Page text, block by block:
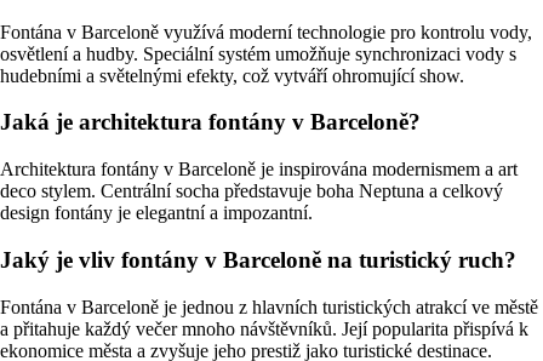
Fontána v Barceloně využívá moderní technologie pro kontrolu vody,
osvětlení a hudby. Speciální systém umožňuje synchronizaci vody s
hudebními a světelnými efekty, což vytváří ohromující show.
Jaká je architektura fontány v Barceloně?
Architektura fontány v Barceloně je inspirována modernismem a art
deco stylem. Centrální socha představuje boha Neptuna a celkový
design fontány je elegantní a impozantní.
Jaký je vliv fontány v Barceloně na turistický ruch?
Fontána v Barceloně je jednou z hlavních turistických atrakcí ve městě
a přitahuje každý večer mnoho návštěvníků. Její popularita přispívá k
ekonomice města a zvyšuje jeho prestiž jako turistické destinace.